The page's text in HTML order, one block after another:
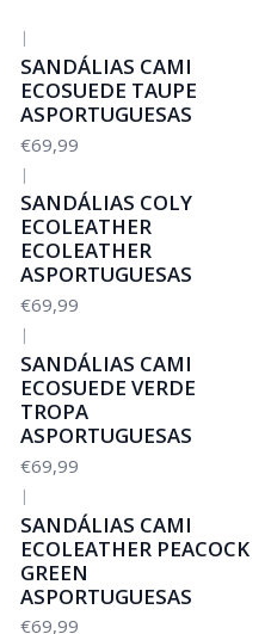
|
SANDÁLIAS CAMI
ECOSUEDE TAUPE
ASPORTUGUESAS
€69,99
|
SANDÁLIAS COLY
ECOLEATHER
ECOLEATHER
ASPORTUGUESAS
€69,99
|
SANDÁLIAS CAMI
ECOSUEDE VERDE
TROPA
ASPORTUGUESAS
€69,99
|
SANDÁLIAS CAMI
ECOLEATHER PEACOCK
GREEN
ASPORTUGUESAS
€69,99